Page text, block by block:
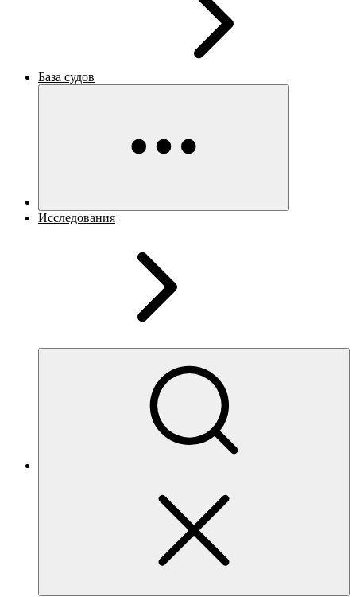
База судов
Исследования